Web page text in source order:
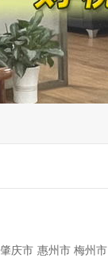
肇庆市 惠州市 梅州市